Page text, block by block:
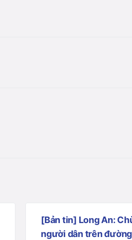
[Bản tin] Long An:
người dân trên